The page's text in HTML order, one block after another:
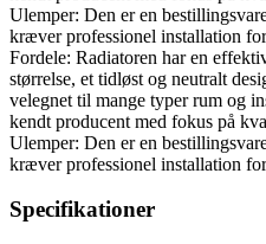
Ulemper: Den er en
kræver professionel installation
Fordele: Radiatoren har en
størrelse, et tidløst og neutralt
velegnet til mange typer rum og
kendt producent med fokus på
Ulemper: Den er en
kræver professionel installation
Specifikationer